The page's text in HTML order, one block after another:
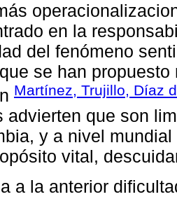
en la
del fenómeno
se han
Martínez, Trujillo, Díaz
advierten que son
y a nivel
vital,
a la anterior